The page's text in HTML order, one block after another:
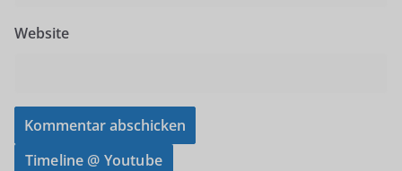
Website
Timeline @ Youtube